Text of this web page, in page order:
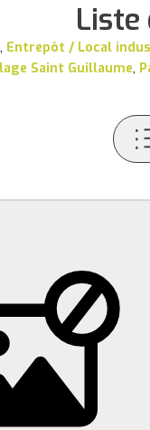
Liste
, Entrepôt / Local
Saint Guillaume,